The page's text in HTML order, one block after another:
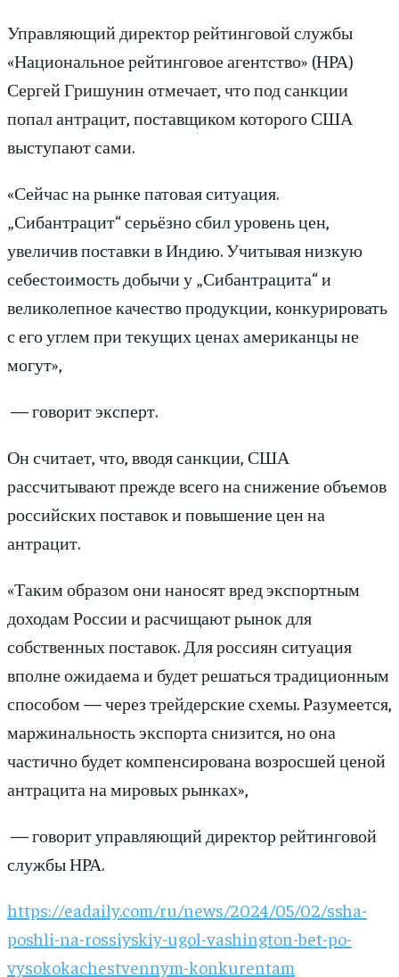
Управляющий директор рейтинговой службы
«Национальное рейтинговое агентство» (НРА)
Сергей Гришунин отмечает, что под санкции
попал антрацит, поставщиком которого США
выступают сами.
«Сейчас на рынке патовая ситуация.
„Сибантрацит“ серьёзно сбил уровень цен,
увеличив поставки в Индию. Учитывая низкую
себестоимость добычи у „Сибантрацита“ и
великолепное качество продукции, конкурировать
с его углем при текущих ценах американцы не
могут»,
— говорит эксперт.
Он считает, что, вводя санкции, США
рассчитывают прежде всего на снижение объемов
российских поставок и повышение цен на
антрацит.
«Таким образом они наносят вред экспортным
доходам России и расчищают рынок для
собственных поставок. Для россиян ситуация
вполне ожидаема и будет решаться традиционным
способом — через трейдерские схемы. Разумеется,
маржинальность экспорта снизится, но она
частично будет компенсирована возросшей ценой
антрацита на мировых рынках»,
— говорит управляющий директор рейтинговой
службы НРА.
https://eadaily.com/ru/news/2024/05/02/ssha-
poshli-na-rossiyskiy-ugol-vashington-bet-po-
vysokokachestvennym-konkurentam